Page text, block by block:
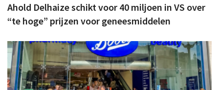
Ahold Delhaize schikt voor 40 miljoen in VS over
“te hoge” prijzen voor geneesmiddelen